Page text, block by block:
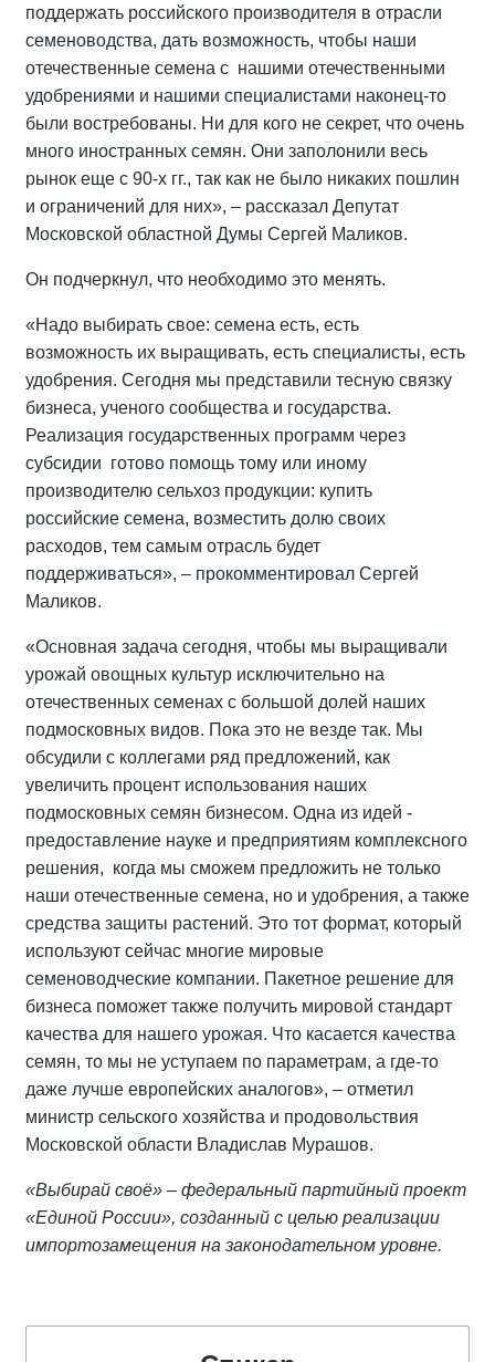
поддержать российского производителя в отрасли
семеноводства, дать возможность, чтобы наши
отечественные семена с нашими отечественными
удобрениями и нашими специалистами наконец-то
были востребованы. Ни для кого не секрет, что очень
много иностранных семян. Они заполонили весь
рынок еще с 90-х гг., так как не было никаких пошлин
и ограничений для них», – рассказал Депутат
Московской областной Думы Сергей Маликов.
Он подчеркнул, что необходимо это менять.
«Надо выбирать свое: семена есть, есть
возможность их выращивать, есть специалисты, есть
удобрения. Сегодня мы представили тесную связку
бизнеса, ученого сообщества и государства.
Реализация государственных программ через
субсидии готово помощь тому или иному
производителю сельхоз продукции: купить
российские семена, возместить долю своих
расходов, тем самым отрасль будет
поддерживаться», – прокомментировал Сергей
Маликов.
«Основная задача сегодня, чтобы мы выращивали
урожай овощных культур исключительно на
отечественных семенах с большой долей наших
подмосковных видов. Пока это не везде так. Мы
обсудили с коллегами ряд предложений, как
увеличить процент использования наших
подмосковных семян бизнесом. Одна из идей -
предоставление науке и предприятиям комплексного
решения, когда мы сможем предложить не только
наши отечественные семена, но и удобрения, а также
средства защиты растений. Это тот формат, который
используют сейчас многие мировые
семеноводческие компании. Пакетное решение для
бизнеса поможет также получить мировой стандарт
качества для нашего урожая. Что касается качества
семян, то мы не уступаем по параметрам, а где-то
даже лучше европейских аналогов», – отметил
министр сельского хозяйства и продовольствия
Московской области Владислав Мурашов.
«Выбирай своё» – федеральный партийный проект
«Единой России», созданный с целью реализации
импортозамещения на законодательном уровне.